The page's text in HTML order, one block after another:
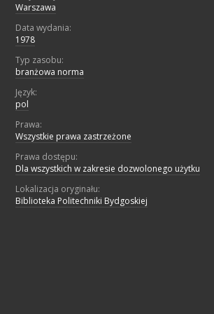
Warszawa
Data wydania:
1978
Typ zasobu:
branżowa norma
Język:
pol
Prawa:
Wszystkie prawa zastrzeżone
Prawa dostępu:
Dla wszystkich w zakresie dozwolonego użytku
Lokalizacja oryginału:
Biblioteka Politechniki Bydgoskiej